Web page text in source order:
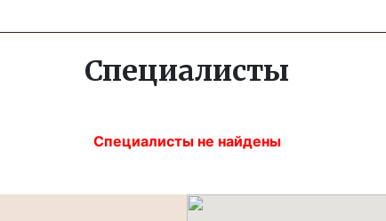
Специалисты
Специалисты не найдены